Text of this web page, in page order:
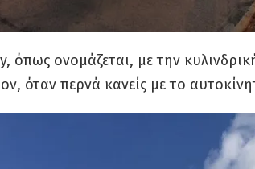
όπως ονομάζεται, με την
όταν περνά κανείς με το